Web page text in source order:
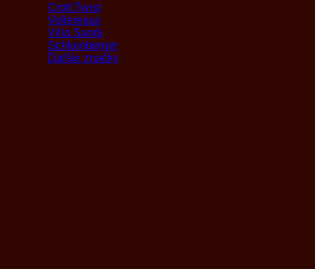
Croft Twist
Vollereaux
Villa Sandi
Schlumberger
Ďaľšie značky